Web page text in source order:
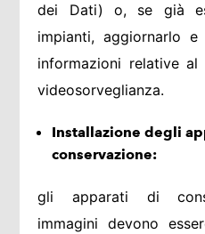
dei Dati) o, se già
impianti, aggiornarlo
informazioni relative
videosorveglianza.
Installazione degli
conservazione:
gli apparati di
immagini devono